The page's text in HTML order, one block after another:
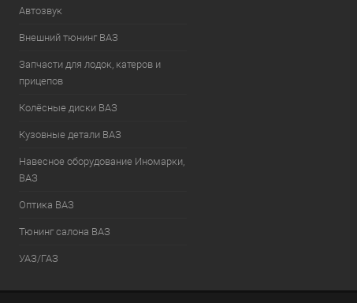
Автозвук
Внешний тюнинг ВАЗ
Запчасти для лодок, катеров и
прицепов
Колёсные диски ВАЗ
Кузовные детали ВАЗ
Навесное оборудование Иномарки,
ВАЗ
Оптика ВАЗ
Тюнинг салона ВАЗ
УАЗ/ГАЗ